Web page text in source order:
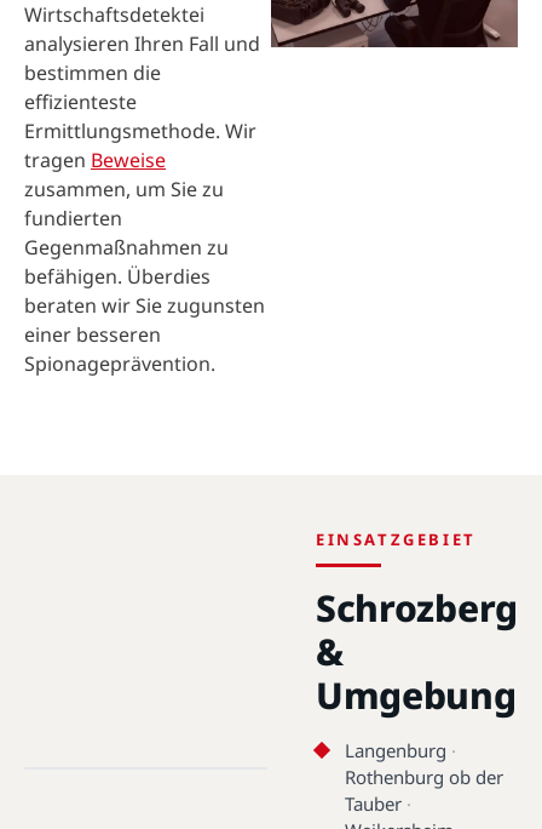
Wirtschaftsdetektei
analysieren Ihren Fall und
bestimmen die
effizienteste
Ermittlungsmethode. Wir
tragen Beweise
zusammen, um Sie zu
fundierten
Gegenmaßnahmen zu
befähigen. Überdies
beraten wir Sie zugunsten
einer besseren
Spionageprävention.
EINSATZGEBIET
Schrozberg
&
Umgebung
Langenburg ·
Rothenburg ob der
Tauber·